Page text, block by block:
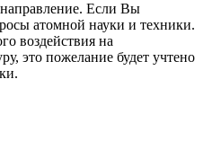
Если Вы
атомной науки и теxники.
воздействия на
, это пожелание будет учтено